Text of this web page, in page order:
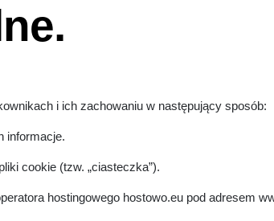
i ich zachowaniu w następujący sposób:
informacje.
cookie (tzw. „ciasteczka”).
hostingowego hostowo.eu pod adresem